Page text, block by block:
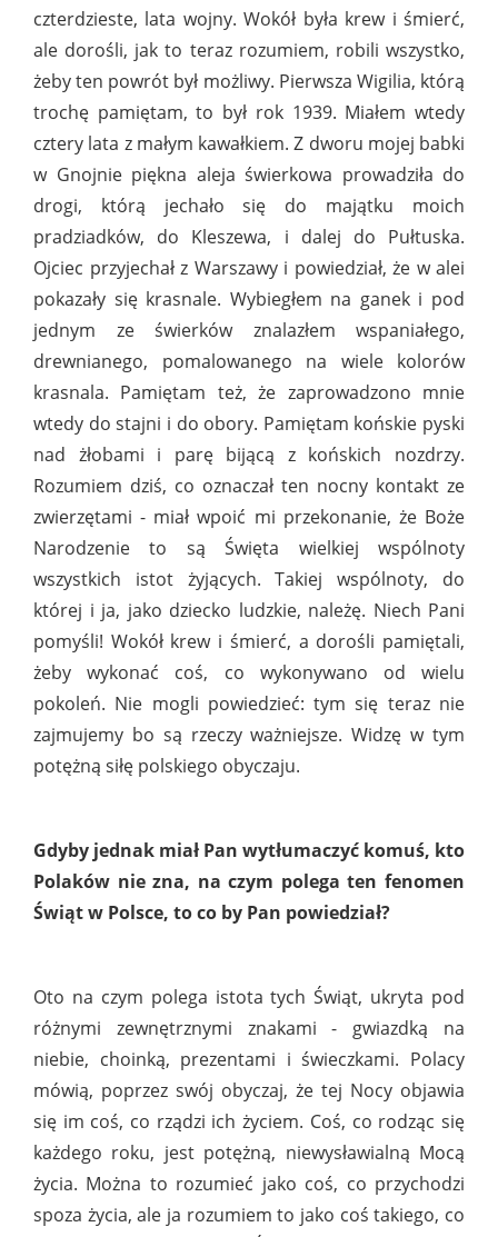
czterdzieste, lata wojny. Wokół była krew i śmierć,
ale dorośli, jak to teraz rozumiem, robili wszystko,
żeby ten powrót był możliwy. Pierwsza Wigilia, którą
trochę pamiętam, to był rok 1939. Miałem wtedy
cztery lata z małym kawałkiem. Z dworu mojej babki
w Gnojnie piękna aleja świerkowa prowadziła do
drogi, którą jechało się do majątku moich
pradziadków, do Kleszewa, i dalej do Pułtuska.
Ojciec przyjechał z Warszawy i powiedział, że w alei
pokazały się krasnale. Wybiegłem na ganek i pod
jednym ze świerków znalazłem wspaniałego,
drewnianego, pomalowanego na wiele kolorów
krasnala. Pamiętam też, że zaprowadzono mnie
wtedy do stajni i do obory. Pamiętam końskie pyski
nad żłobami i parę bijącą z końskich nozdrzy.
Rozumiem dziś, co oznaczał ten nocny kontakt ze
zwierzętami - miał wpoić mi przekonanie, że Boże
Narodzenie to są Święta wielkiej wspólnoty
wszystkich istot żyjących. Takiej wspólnoty, do
której i ja, jako dziecko ludzkie, należę. Niech Pani
pomyśli! Wokół krew i śmierć, a dorośli pamiętali,
żeby wykonać coś, co wykonywano od wielu
pokoleń. Nie mogli powiedzieć: tym się teraz nie
zajmujemy bo są rzeczy ważniejsze. Widzę w tym
potężną siłę polskiego obyczaju.
Gdyby jednak miał Pan wytłumaczyć komuś, kto
Polaków nie zna, na czym polega ten fenomen
Świąt w Polsce, to co by Pan powiedział?
Oto na czym polega istota tych Świąt, ukryta pod
różnymi zewnętrznymi znakami - gwiazdką na
niebie, choinką, prezentami i świeczkami. Polacy
mówią, poprzez swój obyczaj, że tej Nocy objawia
się im coś, co rządzi ich życiem. Coś, co rodząc się
każdego roku, jest potężną, niewysławialną Mocą
życia. Można to rozumieć jako coś, co przychodzi
spoza życia, ale ja rozumiem to jako coś takiego, co